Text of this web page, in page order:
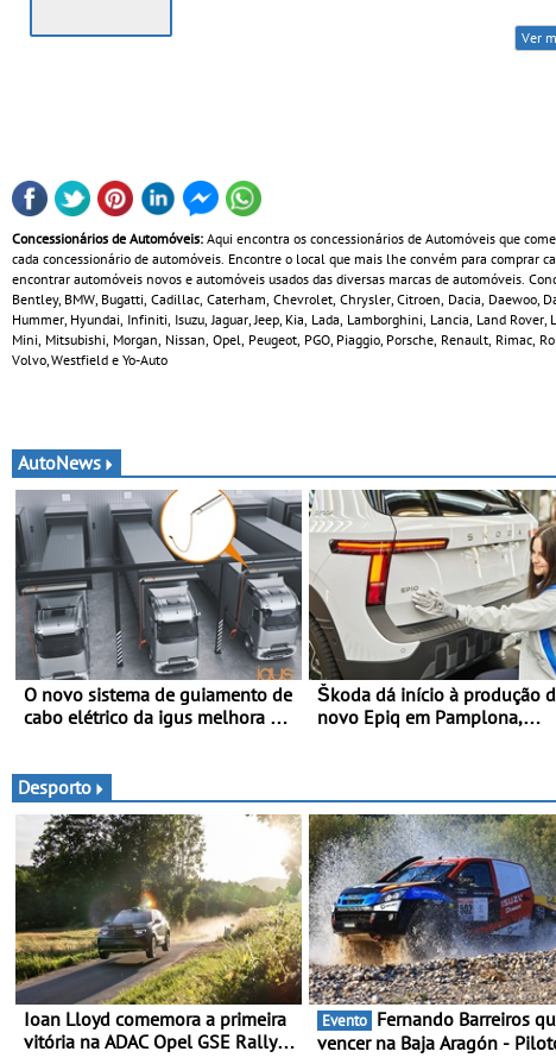
Ver
Concessionários de Automóveis: Aqui encontra os concessionários de Automóveis que
cada concessionário de automóveis. Encontre o local que mais lhe convém para comprar
encontrar automóveis novos e automóveis usados das diversas marcas de automóveis.
Bentley, BMW, Bugatti, Cadillac, Caterham, Chevrolet, Chrysler, Citroen, Dacia, Daewoo,
Hummer, Hyundai, Infiniti, Isuzu, Jaguar, Jeep, Kia, Lada, Lamborghini, Lancia, Land
Mini, Mitsubishi, Morgan, Nissan, Opel, Peugeot, PGO, Piaggio, Porsche, Renault, Rimac,
Volvo, Westfield e Yo-Auto
AutoNews
O novo sistema de guiamento de
cabo elétrico da igus melhora o
horizontal traz mais conforto
para os motoristas, menos
acidentes nas manobras e
máxima proteção contra furtos
Škoda dá início à produção
novo Epiq em Pamplona,
Desporto
Ioan Lloyd comemora a primeira
vitória na ADAC Opel GSE Rally
Evento
vencer na Baja Aragón -